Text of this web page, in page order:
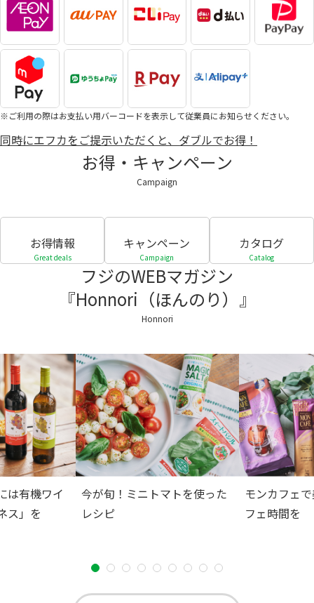
※ご利用の際はお支払い用バーコードを表示して従業員にお知らせください。
同時にエフカをご提示いただくと、ダブルでお得！
お得・キャンペーン
Campaign
お得情報
Great deals
キャンペーン
Campaign
カタログ
Catalog
フジのWEBマガジン
『Honnori（ほんのり）』
Honnori
は有機ワイ
ス」を
今が旬！ミニトマトを使った
レシピ
モンカフェ
フェ時間を